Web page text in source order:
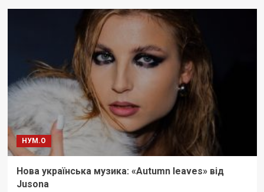
НУМ.О
Нова українська музика: «Autumn leaves» від
Jusona